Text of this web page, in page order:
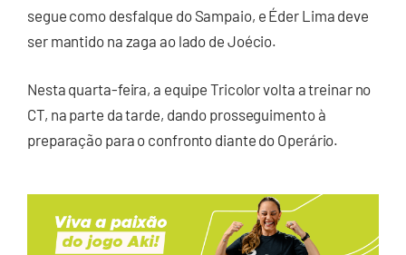
segue como desfalque do Sampaio, e Éder Lima deve
ser mantido na zaga ao lado de Joécio.
Nesta quarta-feira, a equipe Tricolor volta a treinar no
CT, na parte da tarde, dando prosseguimento à
preparação para o confronto diante do Operário.